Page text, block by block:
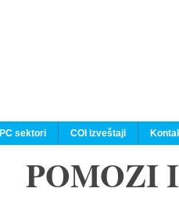
sektori COI izveštaji
POMOZI